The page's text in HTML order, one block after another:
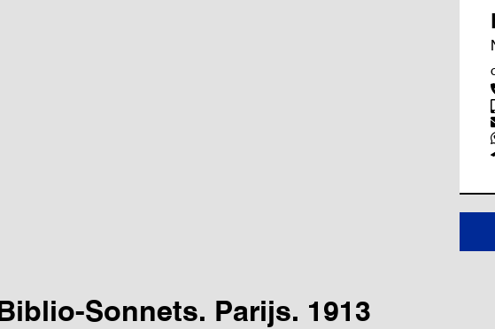
Sonnets. Parijs. 1913